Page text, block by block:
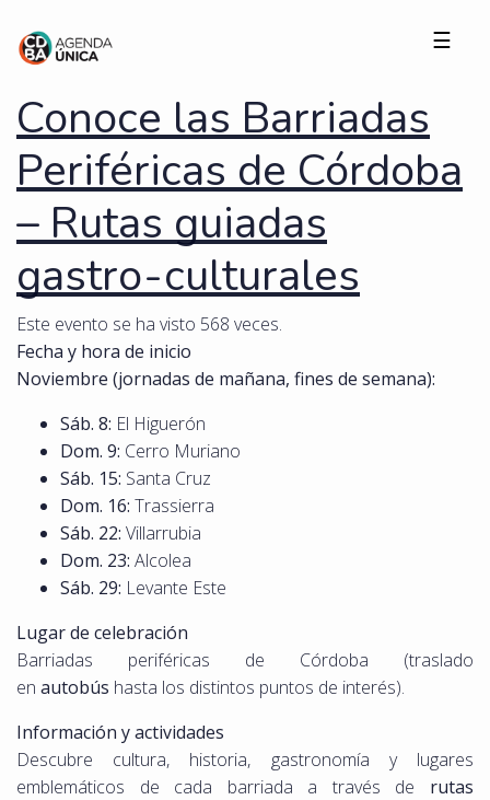
☰
Conoce las Barriadas
Periféricas de Córdoba
– Rutas guiadas
gastro-culturales
Este evento se ha visto 568 veces.
Fecha y hora de inicio
Noviembre (jornadas de mañana, fines de semana):
Sáb. 8: El Higuerón
Dom. 9: Cerro Muriano
Sáb. 15: Santa Cruz
Dom. 16: Trassierra
Sáb. 22: Villarrubia
Dom. 23: Alcolea
Sáb. 29: Levante Este
Lugar de celebración
Barriadas periféricas de Córdoba (traslado
en autobús hasta los distintos puntos de interés).
Información y actividades
Descubre cultura, historia, gastronomía y lugares
emblemáticos de cada barriada a través de rutas